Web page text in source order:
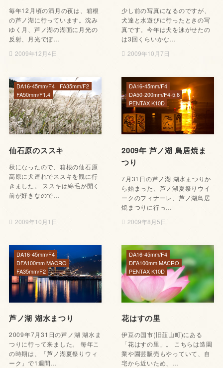
毎年12月頃の満月の夜は、箱根
の芦ノ湖に行っています。沈み
ゆく月、芦ノ湖の湖面に月光の
反射、月光でぼ…
2009年12月4日
少し前の写真になるのですが、
犬達と水遊びに行ったときの写
真です。今年は犬を泳がせたの
は3回くらいかな…
2009年10月7日
仙石原のススキ
秋になったので、箱根の仙石原
高原に犬連れでススキを観に行
きました。 ススキは綿毛が開く
前が好きなので…
2009年10月1日
DA16-45mm/F4
FA35mm/F2
FA50mm/F1.4
2009年 芦ノ湖 鳥居焼ま
つり
7月31日の芦ノ湖 湖水まつりか
ら始まった、芦ノ湖夏祭りウイ
ークのフィナーレ、芦ノ湖鳥居
焼まつりに行っ…
2009年8月5日
DA16-45mm/F4
DA50-200mm/F4-5.6
PENTAX K10D
芦ノ湖 湖水まつり
2009年7月31日の芦ノ湖 湖水ま
つりに行って来ました。 毎年こ
の時期は、「芦ノ湖夏祭りウィ
ーク」で1週間…
DA16-45mm/F4
DFA100mm MACRO
FA35mm/F2
花はすの里
伊豆の国市(旧韮山町)にある
「花はすの里」。 こちらは造園
業や園芸販売もやっていて、自
宅から近いため、…
DA16-45mm/F4
DFA100mm MACRO
PENTAX K10D